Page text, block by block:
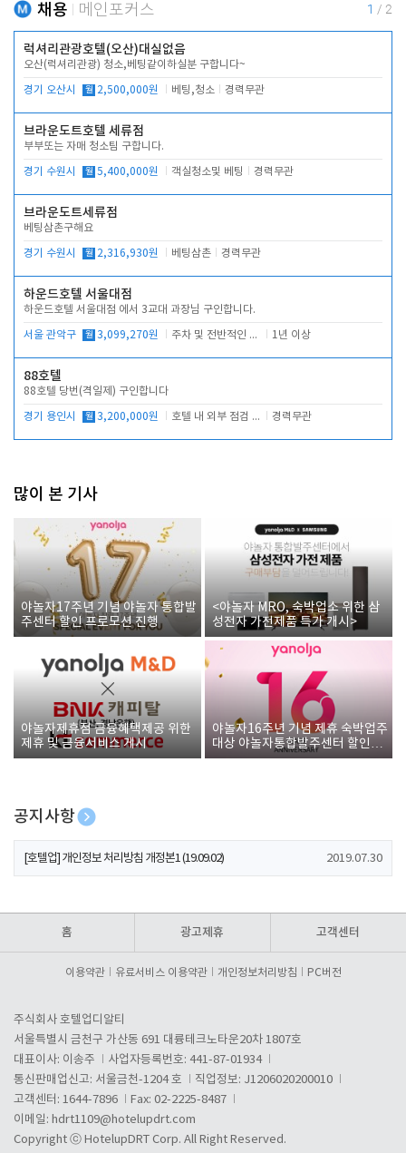
채용 메인포커스 1 / 2
럭셔리관광호텔(오산)대실없음
오산(럭셔리관광) 청소,베팅같이하실분 구합니다~
경기 오산시 월 2,500,000원 베팅,청소 경력무관
브라운도트호텔 세류점
부부또는 자매 청소팀 구합니다.
경기 수원시 월 5,400,000원 객실청소및 베팅 경력무관
브라운도트세류점
베팅삼촌구해요
경기 수원시 월 2,316,930원 베팅삼촌 경력무관
하운드호텔 서울대점
하운드호텔 서울대점 에서 3교대 과장님 구인합니다.
서울 관악구 월 3,099,270원 주차 및 전반적인 당번업무 1년 이상
88호텔
88호텔 당번(격일제) 구인합니다
경기 용인시 월 3,200,000원 호텔 내 외부 점검 및 프런트 운영 경력무관
많이 본 기사
야놀자17주년 기념 야놀자 통합발
주센터 할인 프로모션 진행
<야놀자 MRO, 숙박업소 위한 삼
성전자 가전제품 특가 개시>
야놀자제휴점 금융혜택제공 위한
제휴 및 금융서비스 게시
야놀자16주년 기념 제휴 숙박업주
대상 야놀자통합발주센터 할인쿠
폰 증정
공지사항
[호텔업] 개인정보 처리방침 개정본2 (19.09.02)
[호텔업] 개인정보 처리방침 개정본1 (19.09.02) 2019.07.30
홈 광고제휴 고객센터
이용약관 유료서비스 이용약관 개인정보처리방침 PC버전
주식회사 호텔업디알티
서울특별시 금천구 가산동 691 대륭테크노타운20차 1807호
대표이사: 이송주
사업자등록번호: 441-87-01934
통신판매업신고: 서울금천-1204 호
직업정보: J1206020200010
고객센터: 1644-7896
Fax: 02-2225-8487
이메일: hdrt1109@hotelupdrt.com
Copyright ⓒ HotelupDRT Corp. All Right Reserved.